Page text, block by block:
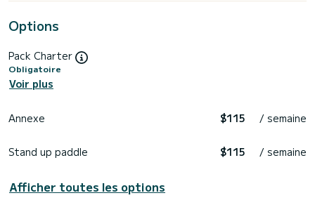
Options
Pack Charter
Obligatoire
Voir plus
Annexe $115 / semaine
Stand up paddle $115 / semaine
Afficher toutes les options